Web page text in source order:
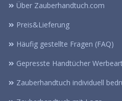
Über Zauberhandtuch.com
Preis&Lieferung
Häufig gestellte Fragen (FAQ)
Gepresste Handtücher
Zauberhandtuch individuell